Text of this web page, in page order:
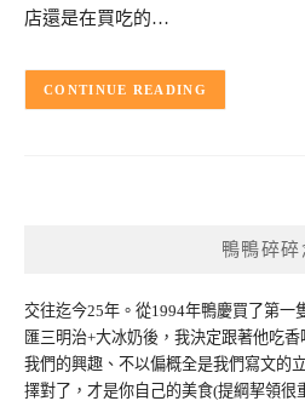
店還是在買吃的…
CONTINUE READING
鴨鴨碎碎
交往迄今25年。從1994年鴨慶買了第一
匯三明治+大冰奶後，我決定跟著他吃
我們的興趣、不以偏概全是我們寫文的
擇對了，才是你自己的美食(提綱挈領很